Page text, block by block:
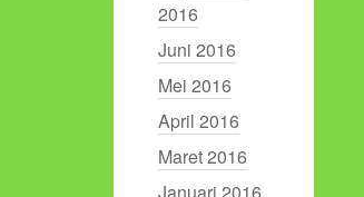
2016
Juni 2016
Mei 2016
April 2016
Maret 2016